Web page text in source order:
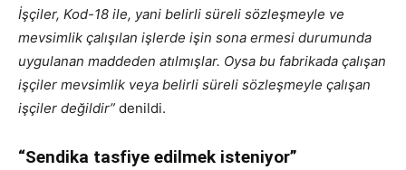
İşçiler, Kod-18 ile, yani belirli süreli sözleşmeyle ve
mevsimlik çalışılan işlerde işin sona ermesi durumunda
uygulanan maddeden atılmışlar. Oysa bu fabrikada çalışan
işçiler mevsimlik veya belirli süreli sözleşmeyle çalışan
işçiler değildir” denildi.
“Sendika tasfiye edilmek isteniyor”